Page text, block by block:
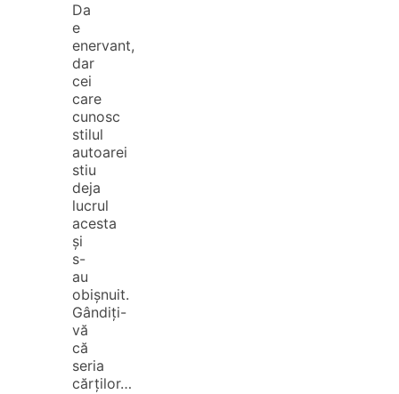
Da
e
enervant,
dar
cei
care
cunosc
stilul
autoarei
stiu
deja
lucrul
acesta
și
s-
au
obișnuit.
Gândiți-
vă
că
seria
cărților…